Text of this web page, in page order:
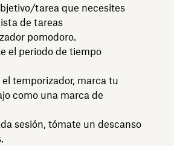
tarea que necesites
de tareas
pomodoro.
el periodo de tiempo
temporizador, marca tu
como una marca de
sesión, tómate un descanso